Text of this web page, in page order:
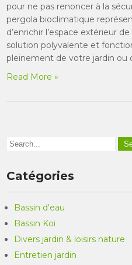
pour ne pas renoncer à la
pergola bioclimatique
d’enrichir l’espace extérieur
solution polyvalente et
pleinement de votre jardin ou
Read More »
Catégories
Bassin d'eau
Bassin Koi
Divers jardin & loisirs nature
Entretien jardin